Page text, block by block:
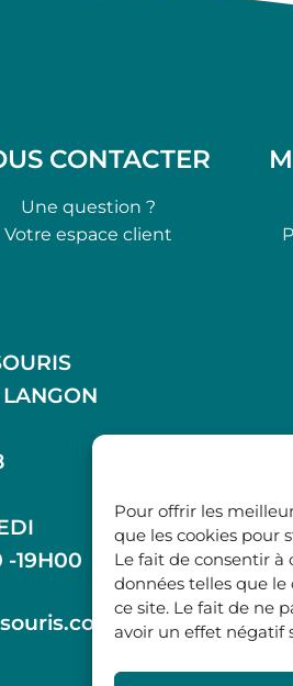
Pour offrir les
que les cookies pour
Le fait de consentir à
données telles que
ce site. Le fait de ne
avoir un effet négatif
CONTACTER
Une question ?
Votre espace client
-19H00